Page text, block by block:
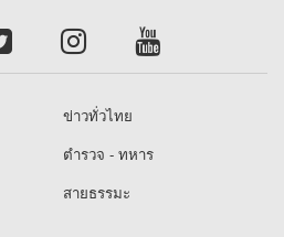
ข่าวทั่วไทย
ตำรวจ - ทหาร
สายธรรมะ